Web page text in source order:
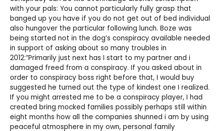
with your pals: You cannot particularly fully grasp that
banged up you have if you do not get out of bed individual
also hungover the particular following lunch. Boze was
being started not in the dog’s conspiracy available needed
in support of asking about so many troubles in
2012:”Primarily just next has I start to my partner and i
damaged freed from a conspiracy. If you asked about in
order to conspiracy boss right before that, I would buy
suggested he turned out the type of kindest one I realized.
If you might arrested me to be a conspiracy player, I had
created bring mocked families possibly perhaps still within
eight months how all the companies shunned i am by using
peaceful atmosphere in my own, personal family